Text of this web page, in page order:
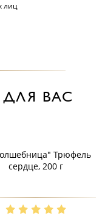
лиц
ВАС